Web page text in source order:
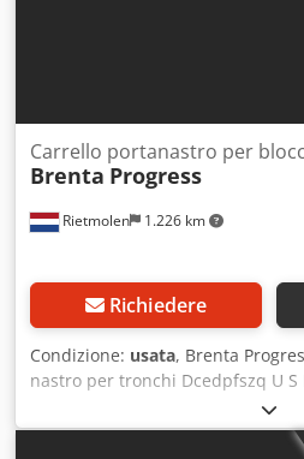
Rietmolen 1.226 km
Carrello portanastro per
Brenta Progress
Richiedere
Condizione: usata, Brenta
nastro per tronchi Dcedpfszq U
trasportatore a nastro per
di 3 sistemi di bloccaggio,